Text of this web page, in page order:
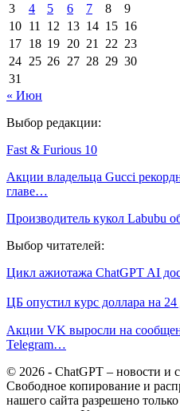
3
4 5 6 7 8
9
10 11 12 13 14 15 16
17 18 19 20 21 22 23
24 25 26 27 28 29 30
31
« Июн
Выбор редакции:
Fast & Furious 10
Акции владельца Gucci
главе…
Производитель кукол Labubu
Выбор читателей:
Цикл ажиотажа ChatGPT AI
ЦБ опустил курс доллара на
Акции VK выросли на
Telegram…
© 2026 - ChatGPT – новости и
Свободное копирование и
нашего сайта разрешено